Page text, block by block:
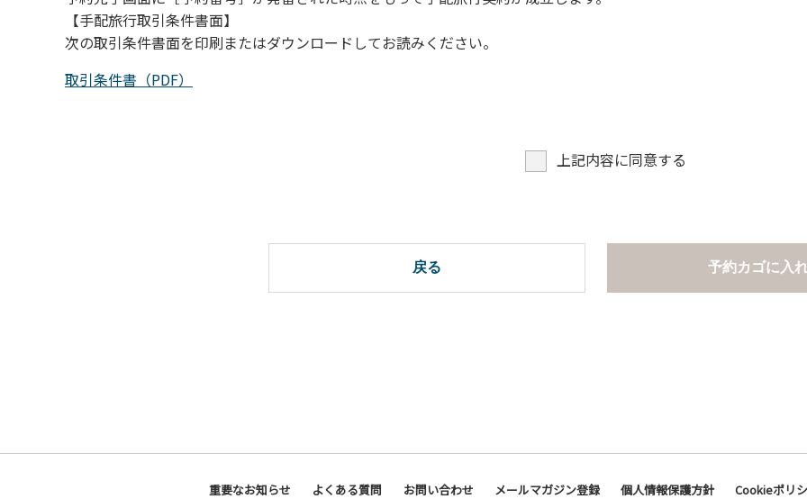
【手配旅行取引条件書面】
次の取引条件書面を印刷またはダウンロードしてお読みください。
取引条件書（PDF）
上記内容に同意する
戻る 予約カゴに入
重要なお知らせ よくある質問 お問い合わせ メールマガジン登録 個人情報保護方針 Cookieポリ